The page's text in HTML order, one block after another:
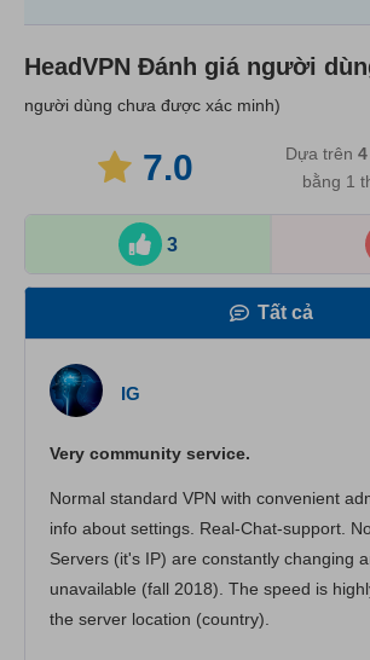
HeadVPN Đánh giá người
người dùng chưa được xác minh)
7.0 Dựa trên 4
bằng 1
3
Tất cả
Dịch vụ khách hàng
IG
Very community service.
Normal standard VPN with convenient
info about settings. Real-Chat-support.
Servers (it's IP) are constantly changing
unavailable (fall 2018). The speed is
the server location (country).